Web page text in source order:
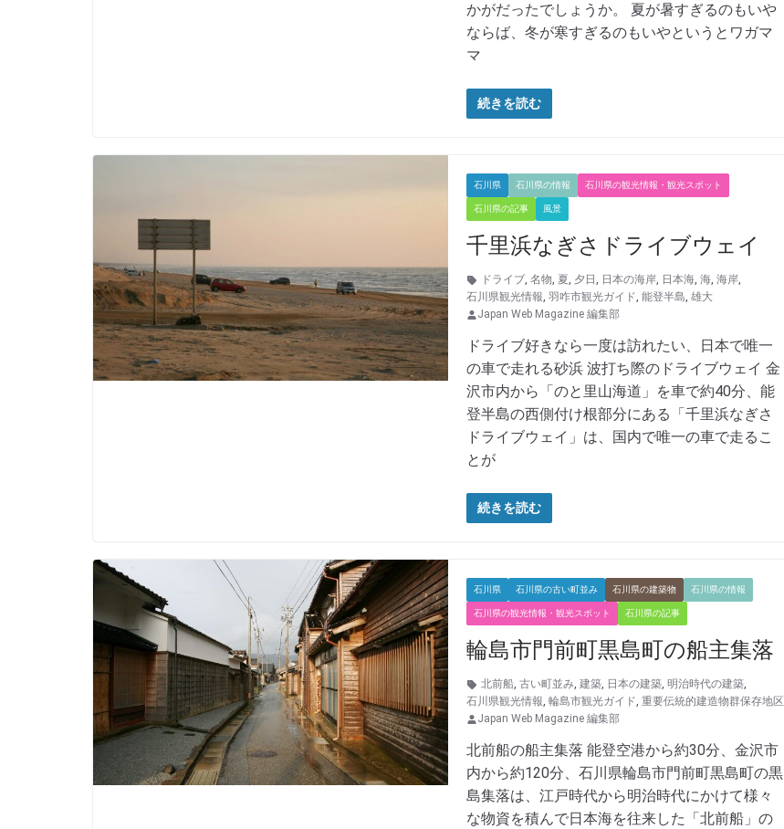
かがだったでしょうか。 夏が暑すぎるのもいや
ならば、冬が寒すぎるのもいやというとワガマ
マ
続きを読む
石川県 石川県の情報 石川県の観光情報・観光スポット
石川県の記事 風景
千里浜なぎさドライブウェイ
ドライブ, 名物, 夏, 夕日 , 日本の海岸, 日本海, 海, 海岸,
石川県観光情報, 羽咋市観光ガイド, 能登半島, 雄大
Japan Web Magazine 編集部
ドライブ好きなら一度は訪れたい、日本で唯一
の車で走れる砂浜 波打ち際のドライブウェイ 金
沢市内から「のと里山海道」を車で約40分、能
登半島の西側付け根部分にある「千里浜なぎさ
ドライブウェイ」は、国内で唯一の車で走るこ
とが
続きを読む
石川県 石川県の古い町並み 石川県の建築物 石川県の情報
石川県の観光情報・観光スポット 石川県の記事
輪島市門前町黒島町の船主集落
北前船, 古い町並み, 建築, 日本の建築, 明治時代の建築,
石川県観光情報, 輪島市観光ガイド, 重要伝統的建造物群保存地区
Japan Web Magazine 編集部
北前船の船主集落 能登空港から約30分、金沢市
内から約120分、石川県輪島市門前町黒島町の黒
島集落は、江戸時代から明治時代にかけて様々
な物資を積んで日本海を往来した「北前船」の